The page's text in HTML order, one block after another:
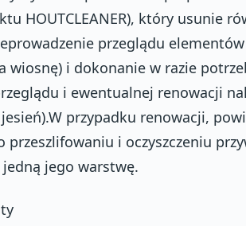
HOUTCLEANER), który usunie
przeglądu elementów
wiosnę) i dokonanie w razie
i ewentualnej renowacji
przypadku renowacji,
i oczyszczeniu
jego warstwę.